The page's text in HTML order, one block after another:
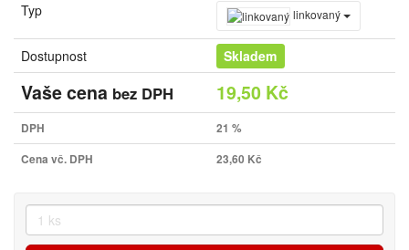
Typ linkovaný
Dostupnost Skladem
Vaše cena bez DPH 19,50 Kč
DPH
21 %
Cena vč. DPH
23,60 Kč